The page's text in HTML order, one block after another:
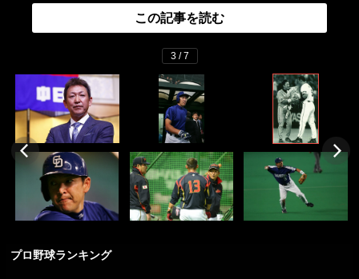
この記事を読む
3 / 7
プロ野球ランキング